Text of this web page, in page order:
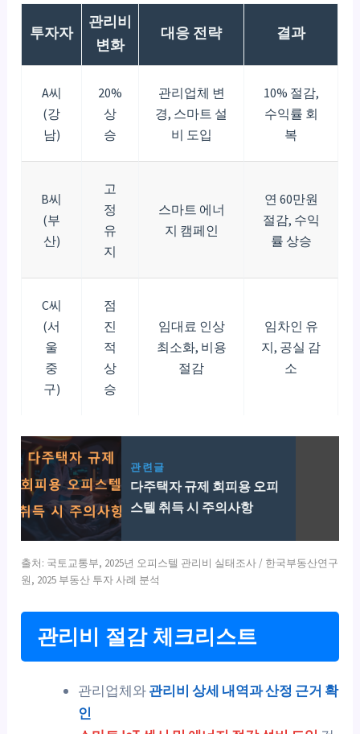
투자자
관리비
변화
대응 전략 결과
A씨
(강
남)
20%
상
승
관리업체 변
경, 스마트 설
비 도입
10% 절감,
수익률 회
복
B씨
(부
산)
고
정
유
지
스마트 에너
지 캠페인
연 60만원
절감, 수익
률 상승
C씨
(서
울
중
구)
점
진
적
상
승
임대료 인상
최소화, 비용
절감
임차인 유
지, 공실 감
소
관련글
다주택자 규제 회피용 오피
스텔 취득 시 주의사항
출처: 국토교통부, 2025년 오피스텔 관리비 실태조사 / 한국부동산연구
원, 2025 부동산 투자 사례 분석
관리비 절감 체크리스트
관리업체와관리비 상세 내역과 산정 근거 확
인